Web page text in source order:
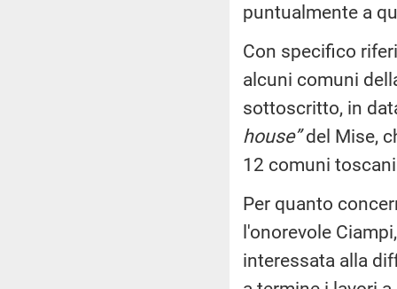
puntualmente a
Con specifico
alcuni comuni
sottoscritto, in
house”del Mise,
12 comuni
Per quanto
l'onorevole
interessata alla